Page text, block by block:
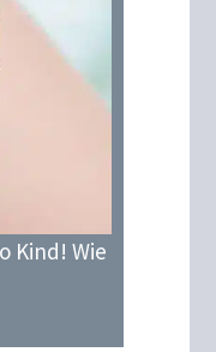
Kind! Wie